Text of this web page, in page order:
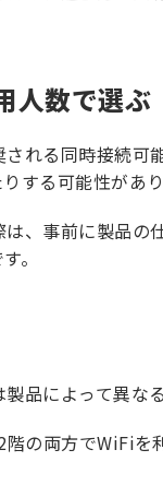
人数で選ぶ
れる同時接続可
する可能性があり
、事前に製品
。
品によって異な
の両方でWiFi